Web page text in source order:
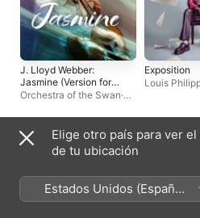
J. Lloyd Webber:
Jasmine (Version for
Cello & Orchestra) -
Orchestra of the Swan·
Exposition
Louis
Álbumes más recientes
Elige otro país para ver
de tu ubicación
Estados Unidos (Español
México)